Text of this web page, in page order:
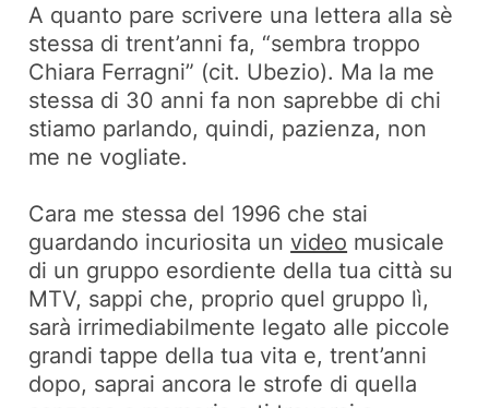
A quanto pare scrivere una lettera alla sè
stessa di trent’anni fa, “sembra troppo
Chiara Ferragni” (cit. Ubezio). Ma la me
stessa di 30 anni fa non saprebbe di chi
stiamo parlando, quindi, pazienza, non
me ne vogliate.
Cara me stessa del 1996 che stai
guardando incuriosita unvideo musicale
di un gruppo esordiente della tua città su
MTV, sappi che, proprio quel gruppo lì,
sarà irrimediabilmente legato alle piccole
grandi tappe della tua vita e, trent’anni
dopo, saprai ancora le strofe di quella